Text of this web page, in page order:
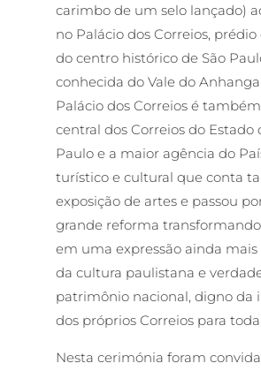
carimbo de um selo lançado)
no Palácio dos Correios,
do centro histórico de São
conhecida do Vale do
Palácio dos Correios é
central dos Correios do Estado
Paulo e a maior agência do
turístico e cultural que conta
exposição de artes e passou
grande reforma
em uma expressão ainda
da cultura paulistana e
patrimônio nacional, digno da
dos próprios Correios para
Nesta cerimónia foram